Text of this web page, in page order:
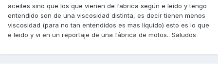
aceites sino que los que vienen de fabrica según e leído y tengo
entendido son de una viscosidad distinta, es decir tienen menos
viscosidad (para no tan entendidos es mas líquido) esto es lo que
e leido y vi en un reportaje de una fábrica de motos.. Saludos